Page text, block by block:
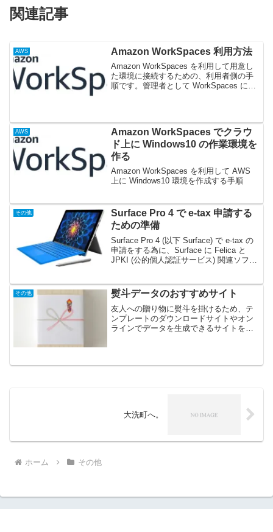
関連記事
AWS Amazon WorkSpaces 利用方法
Amazon WorkSpaces を利用して用意し
た環境に接続するための、利用者側の手
順です。管理者として WorkSpaces によ
AWS
Amazon WorkSpaces でクラウ
ド上に Windows10 の作業環境を
作る
Amazon WorkSpaces を利用して AWS
上に Windows10 環境を作成する手順
その他
Surface Pro 4 で e-tax 申請する
ための準備
Surface Pro 4 (以下 Surface) で e-tax の
申請をする為に、Surface に Felica と
JPKI (公的個人認証サービス) 関連ソフト
その他 熨斗データのおすすめサイト
友人への贈り物に熨斗を掛けるため、テ
ンプレートのダウンロードサイトやオン
ラインでデータを生成できるサイトをい
然ながら、ちょっとイラス...
大洗町へ。
ホーム その他